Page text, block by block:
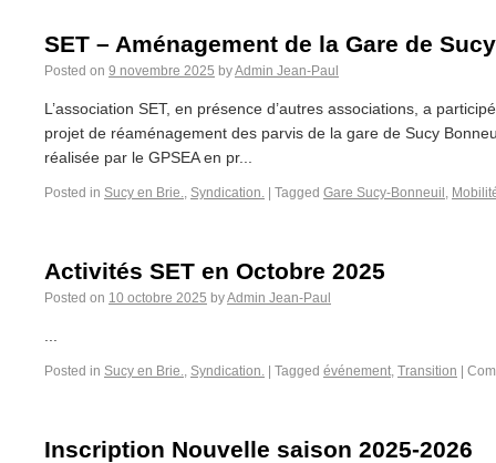
SET – Aménagement de la Gare de
Posted on 9 novembre 2025 byAdmin Jean-Paul
L’association SET, en présence d’autres associations, a
projet de réaménagement des parvis de la gare de Sucy
réalisée par le GPSEA en pr...
Posted in Sucy en Brie., Syndication. Tagged Gare Sucy-Bonneuil ,
Activités SET en Octobre 2025
Posted on 10 octobre 2025 byAdmin Jean-Paul
Posted in Sucy en Brie., Syndication. Tagged événement, Transition
Inscription Nouvelle saison 2025-2026